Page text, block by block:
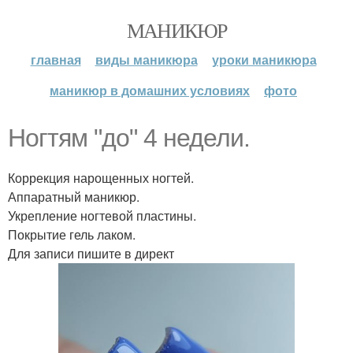
МАНИКЮР
главная виды маникюра
уроки маникюра
маникюр в домашних условиях
фото
Ногтям "до" 4 недели.
Коррекция нарощенных ногтей.
Аппаратный маникюр.
Укрепление ногтевой пластины.
Покрытие гель лаком.
Для записи пишите в директ